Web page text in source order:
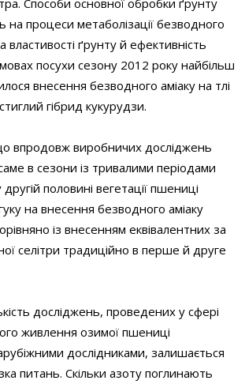
на процеси метаболізації безводного
властивості ґрунту й ефективність
посухи сезону 2012 року найбільш
внесення безводного аміаку на тлі
гібрид кукурудзи.
впродовж виробничих досліджень
в сезони із тривалими періодами
половині вегетації пшениці
на внесення безводного аміаку
із внесенням еквівалентних за
селітри традиційно в перше й друге
досліджень, проведених у сфері
живлення озимої пшениці
дослідниками, залишається
питань. Скільки азоту поглинають